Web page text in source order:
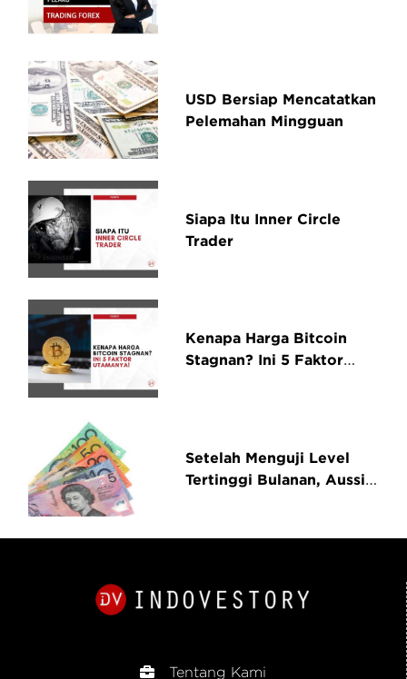
USD Bersiap Mencatatkan
Pelemahan Mingguan
Siapa Itu Inner Circle
Trader
Kenapa Harga Bitcoin
Stagnan? Ini 5 Faktor
Setelah Menguji Level
Tertinggi Bulanan, Aussie
Tentang Kami